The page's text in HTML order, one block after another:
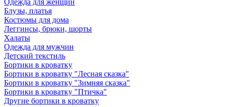
Одежда для женщин
Блузы, платья
Костюмы для дома
Леггинсы, брюки, шорты
Халаты
Одежда для мужчин
Детский текстиль
Бортики в кроватку
Бортики в кроватку "Лесная сказка"
Бортики в кроватку "Зимняя сказка"
Бортики в кроватку "Птичка"
Другие бортики в кроватку